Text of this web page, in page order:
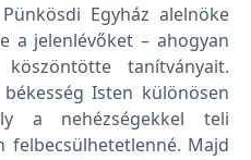
Egyház alelnöke
a jelenlévőket – ahogyan
tanítványait.
Isten különösen
a nehézségekkel teli
felbecsülhetetlenné. Majd